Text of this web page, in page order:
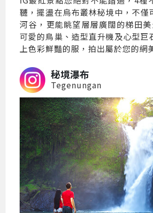
韆，擺盪在烏布叢林秘境中，不僅
河谷，更能眺望層層廣闊的梯田
可愛的鳥巢、造型直升機及心型巨
上色彩鮮豔的服，拍出屬於您的網
秘境瀑布
Tegenungan